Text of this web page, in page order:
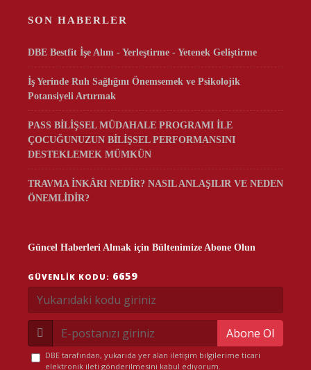
SON HABERLER
DBE Bestfit İşe Alım - Yerleştirme - Yetenek Geliştirme
İş Yerinde Ruh Sağlığını Önemsemek ve Psikolojik
Potansiyeli Artırmak
PASS BİLİŞSEL MÜDAHALE PROGRAMI İLE
ÇOCUĞUNUZUN BİLİŞSEL PERFORMANSINI
DESTEKLEMEK MÜMKÜN
TRAVMA İNKÂRI NEDİR? NASIL ANLAŞILIR VE NEDEN
ÖNEMLİDİR?
Güncel Haberleri Almak için Bültenimize Abone Olun
GÜVENLIK KODU: 6659
Abone Ol
DBE tarafından, yukarıda yer alan iletişim bilgilerime ticari
elektronik ileti gönderilmesini kabul ediyorum.